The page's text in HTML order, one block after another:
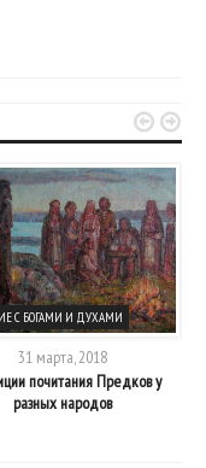
С БОГАМИ И ДУХАМИ
31 марта, 2018
почитания Предков у
разных народов
 